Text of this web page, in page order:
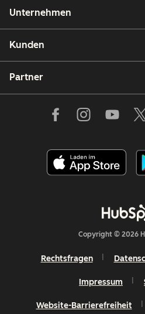
Unternehmen
Kunden
Partner
Copyright © 2026
Rechtsfragen
Impressum
Website-Barrierefreiheit